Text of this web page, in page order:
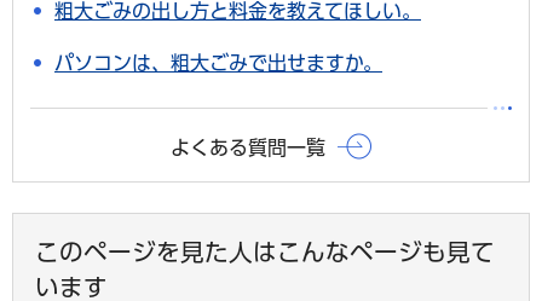
粗大ごみの出し方と料金を教えてほしい。
パソコンは、粗大ごみで出せますか。
よくある質問一覧
このページを見た人はこんなページも見て
います